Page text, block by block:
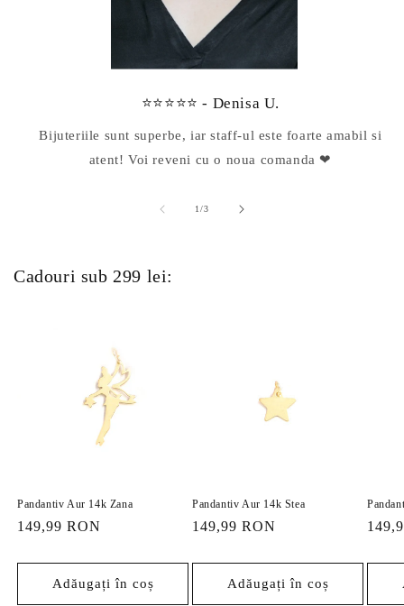
⭐⭐⭐⭐⭐ - Denisa U.
Bijuteriile sunt superbe, iar staff-ul este foarte amabil si
atent! Voi reveni cu o noua comanda ❤
1/din
3
Cadouri sub 299 lei:
Pandantiv Aur 14k Zana
Preț
149,99 RON
Adăugați în coș
Pandantiv Aur 14k Stea
Preț
149,99 RON
Adăugați în coș
Preț